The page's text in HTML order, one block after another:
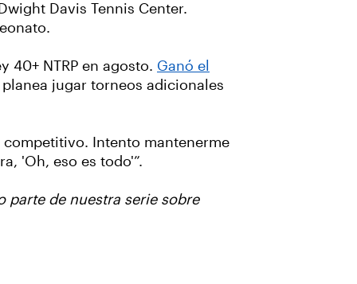
Davis Tennis Center.
40+ NTRP en agosto. Ganó el
jugar torneos adicionales
competitivo. Intento mantenerme
'Oh, eso es todo'”.
parte de nuestra serie sobre